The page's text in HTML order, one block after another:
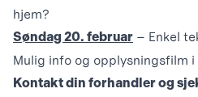
hjem?
Søndag 20. februar – Enkel
Mulig info og opplysningsfilm i
Kontakt din forhandler og